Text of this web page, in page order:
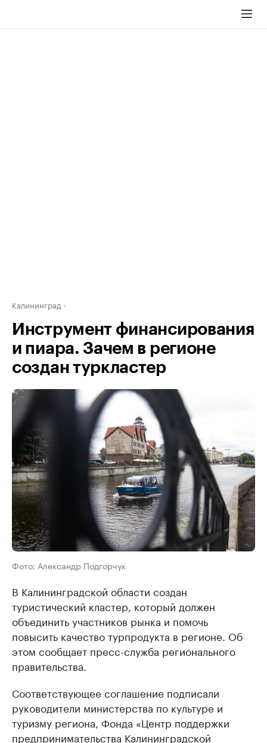
Калининград
Инструмент финансирования
и пиара. Зачем в регионе
создан туркластер
Фото: Александр Подгорчук
В Калининградской области создан
туристический кластер, который должен
объединить участников рынка и помочь
повысить качество турпродукта в регионе. Об
этом сообщает пресс-служба регионального
правительства.
Соответствующее соглашение подписали
руководители министерства по культуре и
туризму региона, Фонда «Центр поддержки
предпринимательства Калининградской